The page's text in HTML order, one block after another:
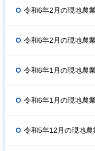
令和6年2月の現地農
令和6年2月の現地農
令和6年1月の現地農
令和6年1月の現地農
令和5年12月の現地